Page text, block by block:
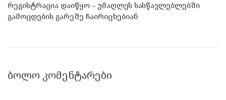
რეგისტრაცია დაიწყო – უმაღლეს სასწავლებლებში
გამოცდების გარეშე ჩაირიცხებიან
ᲑᲝᲚᲝ ᲙᲝᲛᲔᲜᲢᲐᲠᲔᲑᲘ